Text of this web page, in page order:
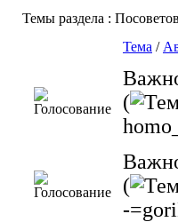
Темы раздела :
Тема /
(
(
-